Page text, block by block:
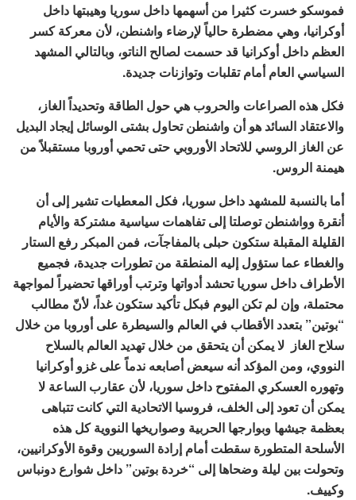
فموسكو خسرت كثيرا من أسهمها داخل سوريا وهيبتها داخل
أوكرانيا، وهي مضطرة حالياً لإرضاء واشنطن، لأن معركة كسر
العظم داخل أوكرانيا قد حسمت لصالح الناتو، وبالتالي المشهد
السياسي العام أمام تقلبات وتوازنات جديدة.
فكل هذه الصراعات والحروب هي حول الطاقة وتحديداً الغاز،
والاعتقاد السائد هو أن واشنطن تحاول بشتى الوسائل إيجاد البديل
عن الغاز الروسي للاتحاد الأوروبي حتى تحمي أوروبا مستقبلاً من
هيمنة الروس.
أما بالنسبة للمشهد داخل سوريا، فكل المعطيات تشير إلى أن
أنقرة وواشنطن توصلتا إلى تفاهمات سياسية مشتركة والأيام
القليلة المقبلة ستكون حبلى بالمفاجآت، فمن المبكر رفع الستار
والغطاء عما ستؤول إليه المنطقة من تطورات جديدة، فجميع
الأطراف داخل سوريا تحشد أدواتها وترتب أوراقها تحضيراً لمواجهة
محتملة، وإن لم تكن اليوم فبكل تأكيد ستكون غداً، لأنّ مطالب
“بوتين” بتعدد الأقطاب في العالم والسيطرة على أوروبا من خلال
سلاح الغاز لا يمكن أن يتحقق من خلال تهديد العالم بالسلاح
النووي، ومن المؤكد أنه سيعض أصابعه ندماً على غزو أوكرانيا
وتهوره العسكري المفتوح داخل سوريا، لأن عقارب الساعة لا
يمكن أن تعود إلى الخلف، فروسيا الاتحادية التي كانت تتباهى
بعظمة جيشها وبوارجها الحربية وصواريخها النووية كل هذه
الأسلحة المتطورة سقطت أمام إرادة السوريين وقوة الأوكرانيين،
وتحولت بين ليلة وضحاها إلى “خردة بوتين” داخل شوارع دونباس
وكييف.